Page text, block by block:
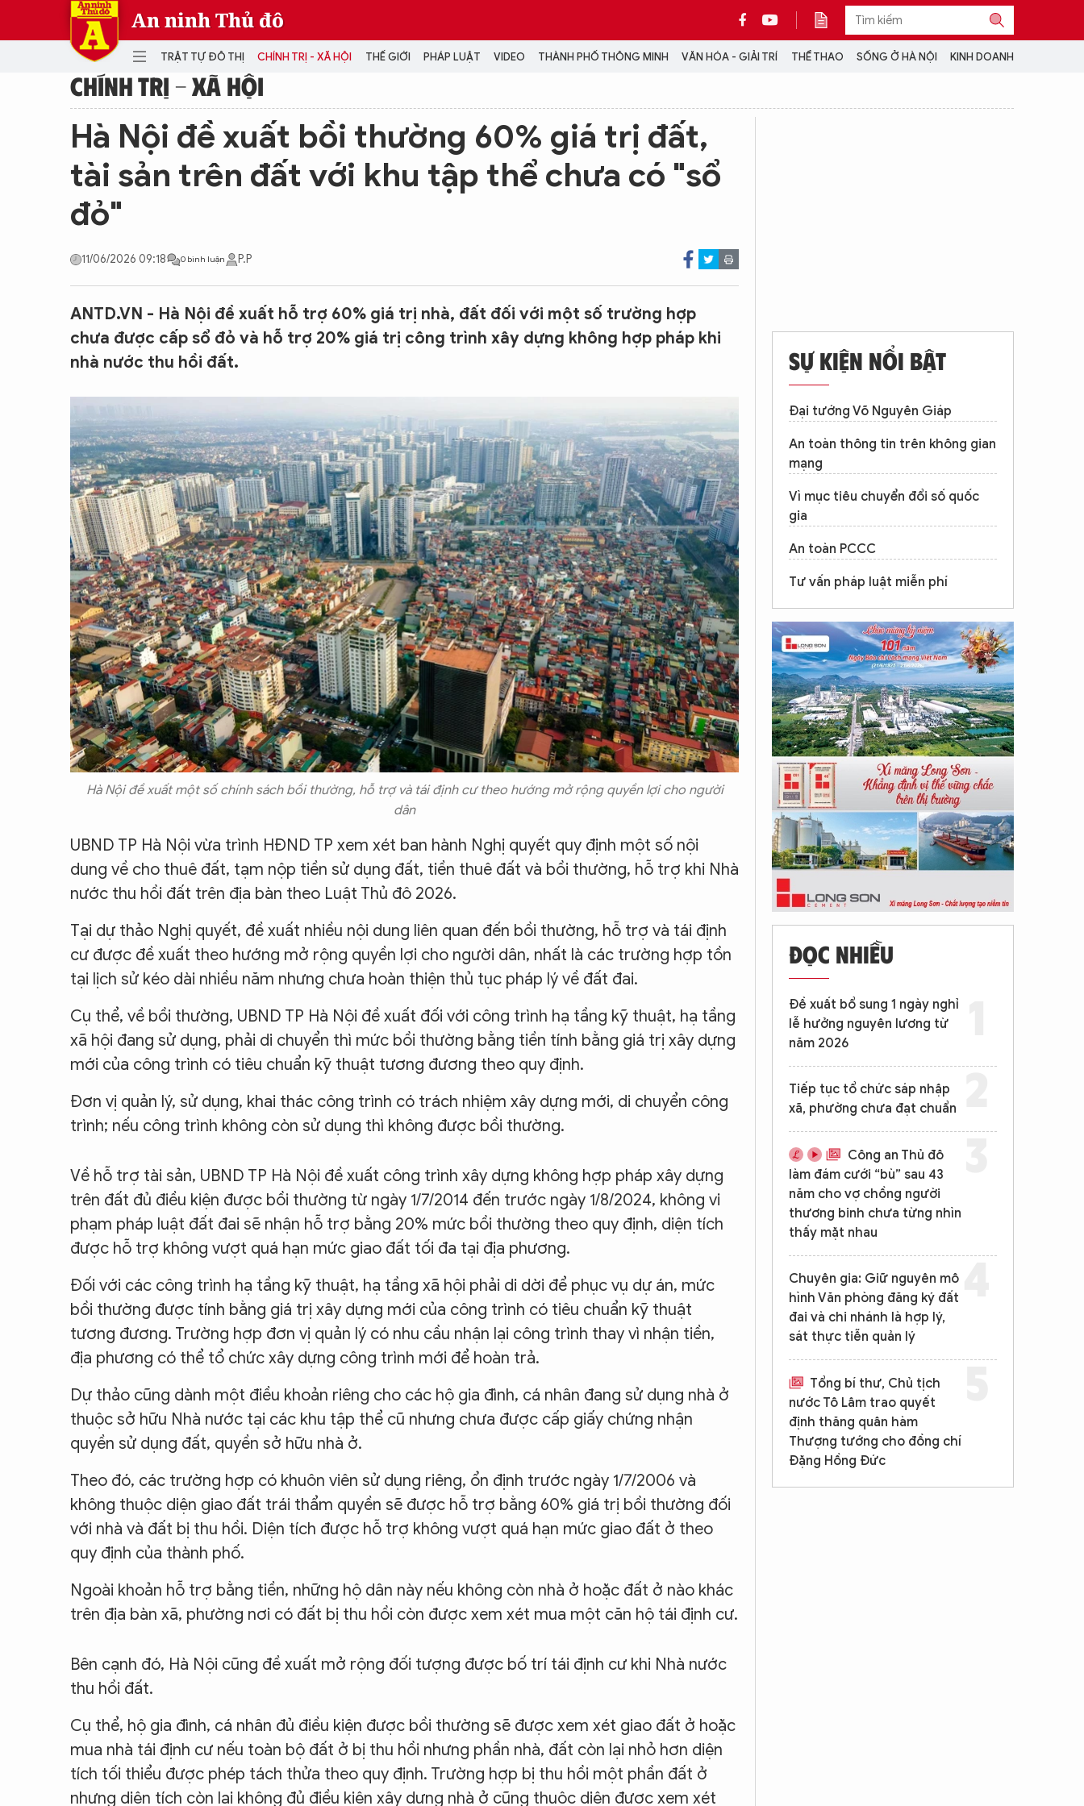
An ninh Thủ đô
TRẬT TỰ ĐÔ THỊ CHÍNH TRỊ - XÃ HỘI THẾ GIỚI PHÁP LUẬT VIDEO THÀNH PHỐ THÔNG MINH VĂN HÓA - GIẢI TRÍ THỂ THAO SỐNG Ở HÀ NỘI KINH DOANH
TRẬT TỰ ĐÔ THỊ CHÍNH TRỊ - XÃ HỘI
Đại hội Đảng
THẾ GIỚI PHÁP LUẬT
KINH DOANH
Podcast
Video
Ảnh
PODCAST
CHÍNH TRỊ - XÃ HỘI
Hà Nội đề xuất bồi thường 60% giá trị đất,
tài sản trên đất với khu tập thể chưa có "sổ
đỏ"
11/06/2026 09:18 0 bình luận P.P
ANTD.VN - Hà Nội đề xuất hỗ trợ 60% giá trị nhà, đất đối với một số trường hợp
chưa được cấp sổ đỏ và hỗ trợ 20% giá trị công trình xây dựng không hợp pháp khi
nhà nước thu hồi đất.
Hà Nội đề xuất một số chính sách bồi thường, hỗ trợ và tái định cư theo hướng mở rộng quyền lợi cho người
dân
UBND TP Hà Nội vừa trình HĐND TP xem xét ban hành Nghị quyết quy định một số nội
dung về cho thuê đất, tạm nộp tiền sử dụng đất, tiền thuê đất và bồi thường, hỗ trợ khi Nhà
nước thu hồi đất trên địa bàn theo Luật Thủ đô 2026.
Tại dự thảo Nghị quyết, đề xuất nhiều nội dung liên quan đến bồi thường, hỗ trợ và tái định
cư được đề xuất theo hướng mở rộng quyền lợi cho người dân, nhất là các trường hợp tồn
tại lịch sử kéo dài nhiều năm nhưng chưa hoàn thiện thủ tục pháp lý về đất đai.
Cụ thể, về bồi thường, UBND TP Hà Nội đề xuất đối với công trình hạ tầng kỹ thuật, hạ tầng
xã hội đang sử dụng, phải di chuyển thì mức bồi thường bằng tiền tính bằng giá trị xây dựng
mới của công trình có tiêu chuẩn kỹ thuật tương đương theo quy định.
Đơn vị quản lý, sử dụng, khai thác công trình có trách nhiệm xây dựng mới, di chuyển công
trình; nếu công trình không còn sử dụng thì không được bồi thường.
Về hỗ trợ tài sản, UBND TP Hà Nội đề xuất công trình xây dựng không hợp pháp xây dựng
trên đất đủ điều kiện được bồi thường từ ngày 1/7/2014 đến trước ngày 1/8/2024, không vi
phạm pháp luật đất đai sẽ nhận hỗ trợ bằng 20% mức bồi thường theo quy định, diện tích
được hỗ trợ không vượt quá hạn mức giao đất tối đa tại địa phương.
Đối với các công trình hạ tầng kỹ thuật, hạ tầng xã hội phải di dời để phục vụ dự án, mức
bồi thường được tính bằng giá trị xây dựng mới của công trình có tiêu chuẩn kỹ thuật
tương đương. Trường hợp đơn vị quản lý có nhu cầu nhận lại công trình thay vì nhận tiền,
địa phương có thể tổ chức xây dựng công trình mới để hoàn trả.
Dự thảo cũng dành một điều khoản riêng cho các hộ gia đình, cá nhân đang sử dụng nhà ở
thuộc sở hữu Nhà nước tại các khu tập thể cũ nhưng chưa được cấp giấy chứng nhận
quyền sử dụng đất, quyền sở hữu nhà ở.
Theo đó, các trường hợp có khuôn viên sử dụng riêng, ổn định trước ngày 1/7/2006 và
không thuộc diện giao đất trái thẩm quyền sẽ được hỗ trợ bằng 60% giá trị bồi thường đối
với nhà và đất bị thu hồi. Diện tích được hỗ trợ không vượt quá hạn mức giao đất ở theo
quy định của thành phố.
Ngoài khoản hỗ trợ bằng tiền, những hộ dân này nếu không còn nhà ở hoặc đất ở nào khác
trên địa bàn xã, phường nơi có đất bị thu hồi còn được xem xét mua một căn hộ tái định cư.
Bên cạnh đó, Hà Nội cũng đề xuất mở rộng đối tượng được bố trí tái định cư khi Nhà nước
thu hồi đất.
Cụ thể, hộ gia đình, cá nhân đủ điều kiện được bồi thường sẽ được xem xét giao đất ở hoặc
mua nhà tái định cư nếu toàn bộ đất ở bị thu hồi nhưng phần nhà, đất còn lại nhỏ hơn diện
tích tối thiểu được phép tách thửa theo quy định. Trường hợp bị thu hồi một phần đất ở
nhưng diện tích còn lại không đủ điều kiện xây dựng nhà ở cũng thuộc diện được xem xét
SỰ KIỆN NỔI BẬT
Đại tướng Võ Nguyên Giáp
An toàn thông tin trên không gian
mạng
Vì mục tiêu chuyển đổi số quốc
gia
An toàn PCCC
Tư vấn pháp luật miễn phí
ĐỌC NHIỀU
Đề xuất bổ sung 1 ngày nghỉ
lễ hưởng nguyên lương từ
năm 2026
Tiếp tục tổ chức sáp nhập
xã, phường chưa đạt chuẩn
Công an Thủ đô
làm đám cưới “bù” sau 43
năm cho vợ chồng người
thương binh chưa từng nhìn
thấy mặt nhau
Chuyên gia: Giữ nguyên mô
hình Văn phòng đăng ký đất
đai và chi nhánh là hợp lý,
sát thực tiễn quản lý
Tổng bí thư, Chủ tịch
nước Tô Lâm trao quyết
định thăng quân hàm
Thượng tướng cho đồng chí
Đặng Hồng Đức